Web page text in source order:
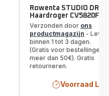
Rowenta STUDIO DRY
Haardroger CV5820F0
Verzonden door ons
productmagazijn -
binnen 1 tot 3 dagen.
(Gratis voor bestellingen
meer dan 50€). Gratis
retourneren.
Voorraad